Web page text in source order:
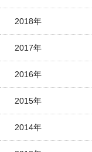
2018年
2017年
2016年
2015年
2014年